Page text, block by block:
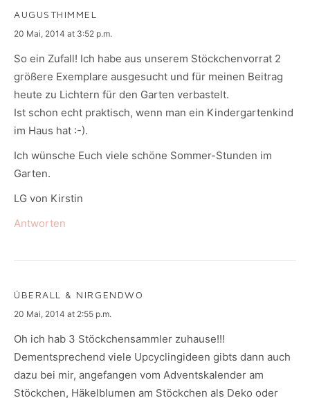
AUGUSTHIMMEL
says:
20 Mai, 2014 at 3:52 p.m.
So ein Zufall! Ich habe aus unserem Stöckchenvorrat 2
größere Exemplare ausgesucht und für meinen Beitrag
heute zu Lichtern für den Garten verbastelt.
Ist schon echt praktisch, wenn man ein Kindergartenkind
im Haus hat :-).
Ich wünsche Euch viele schöne Sommer-Stunden im
Garten.
LG von Kirstin
Antworten
ÜBERALL & NIRGENDWO
says:
20 Mai, 2014 at 2:55 p.m.
Oh ich hab 3 Stöckchensammler zuhause!!!
Dementsprechend viele Upcyclingideen gibts dann auch
dazu bei mir, angefangen vom Adventskalender am
Stöckchen, Häkelblumen am Stöckchen als Deko oder